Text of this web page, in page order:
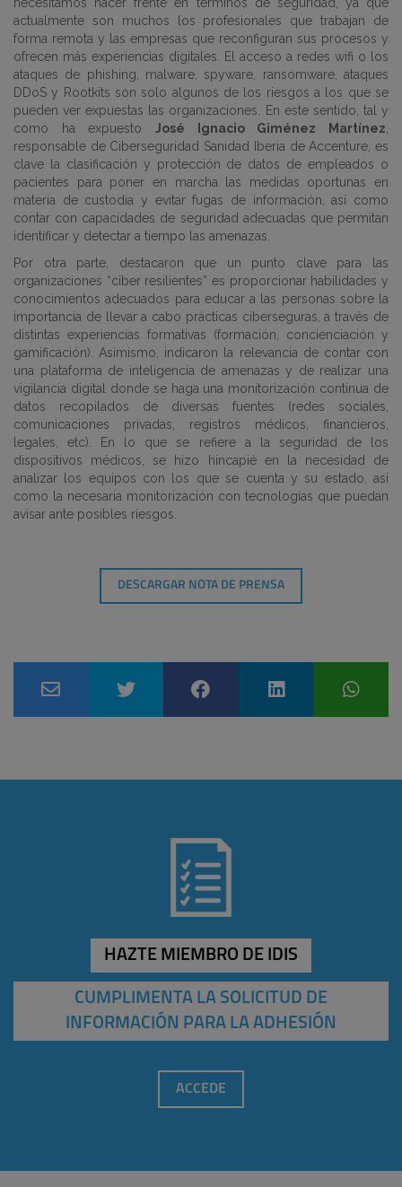
actualmente son muchos los profesionales que trabajan de
forma remota y las empresas que reconfiguran sus procesos y
ofrecen más experiencias digitales. El acceso a redes wifi o los
ataques de phishing, malware, spyware, ransomware, ataques
DDoS y Rootkits son solo algunos de los riesgos a los que se
pueden ver expuestas las organizaciones. En este sentido, tal y
como ha expuesto José Ignacio Giménez Martínez
responsable de Ciberseguridad Sanidad Iberia de Accenture, es
clave la clasificación y protección de datos de empleados o
pacientes para poner en marcha las medidas oportunas en
materia de custodia y evitar fugas de información, así como
contar con capacidades de seguridad adecuadas que permitan
identificar y detectar a tiempo las amenazas.
Por otra parte, destacaron que un punto clave para las
organizaciones “ciber resilientes” es proporcionar habilidades y
conocimientos adecuados para educar a las personas sobre la
importancia de llevar a cabo prácticas ciberseguras, a través de
distintas experiencias formativas (formación, concienciación y
gamificación). Asimismo, indicaron la relevancia de contar con
una plataforma de inteligencia de amenazas y de realizar una
vigilancia digital donde se haga una monitorización continua de
datos recopilados de diversas fuentes (redes sociales,
comunicaciones privadas, registros médicos, financieros,
legales, etc). En lo que se refiere a la seguridad de los
dispositivos médicos, se hizo hincapié en la necesidad de
analizar los equipos con los que se cuenta y su estado, así
como la necesaria monitorización con tecnologías que puedan
avisar ante posibles riesgos.
DESCARGAR NOTA DE PRENSA
HAZTE MIEMBRO DE IDIS
CUMPLIMENTA LA SOLICITUD DE
INFORMACIÓN PARA LA ADHESIÓN
ACCEDE